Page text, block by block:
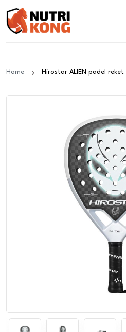
Home Hirostar ALIEN padel reket